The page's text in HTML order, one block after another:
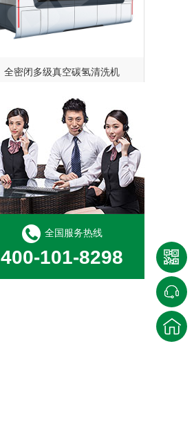
化学铣切工艺及应用
全国服务热线
400-101-8298